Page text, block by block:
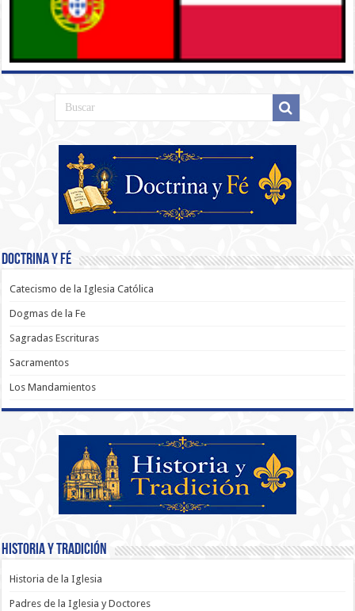
Doctrina y Fé
Catecismo de la Iglesia Católica
Dogmas de la Fe
Sagradas Escrituras
Sacramentos
Los Mandamientos
Historia y Tradición
Historia de la Iglesia
Padres de la Iglesia y Doctores